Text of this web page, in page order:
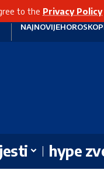
to the Privacy Policy
NAJNOVIJEHOROSKOP
hype